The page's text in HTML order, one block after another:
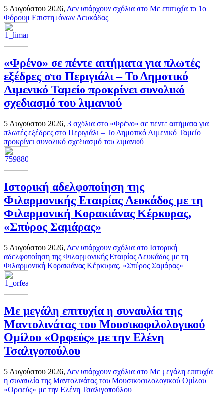
5 Αυγούστου 2026, Δεν υπάρχουν σχόλια στο Με επιτυχία το 1ο
Φόρουμ Επιστημόνων Λευκάδας
«Φρένο» σε πέντε αιτήματα για πλωτές
εξέδρες στο Περιγιάλι – Το Δημοτικό
Λιμενικό Ταμείο προκρίνει συνολικό
σχεδιασμό του λιμανιού
5 Αυγούστου 2026, 3 σχόλια στο «Φρένο» σε πέντε αιτήματα για
πλωτές εξέδρες στο Περιγιάλι – Το Δημοτικό Λιμενικό Ταμείο
προκρίνει συνολικό σχεδιασμό του λιμανιού
Ιστορική αδελφοποίηση της
Φιλαρμονικής Εταιρίας Λευκάδος με τη
Φιλαρμονική Κορακιάνας Κέρκυρας,
«Σπύρος Σαμάρας»
5 Αυγούστου 2026, Δεν υπάρχουν σχόλια στο Ιστορική
αδελφοποίηση της Φιλαρμονικής Εταιρίας Λευκάδος με τη
Φιλαρμονική Κορακιάνας Κέρκυρας, «Σπύρος Σαμάρας»
Με μεγάλη επιτυχία η συναυλία της
Μαντολινάτας του Μουσικοφιλολογικού
Ομίλου «Ορφεύς» με την Ελένη
Τσαλιγοπούλου
5 Αυγούστου 2026, Δεν υπάρχουν σχόλια στο Με μεγάλη επιτυχία
η συναυλία της Μαντολινάτας του Μουσικοφιλολογικού Ομίλου
«Ορφεύς» με την Ελένη Τσαλιγοπούλου